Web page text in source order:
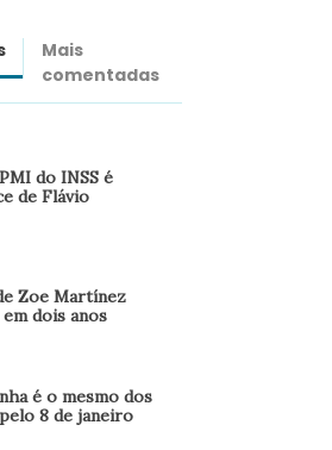
Mais
comentadas
do INSS é
de Flávio
Zoe Martínez
dois anos
é o mesmo dos
8 de janeiro